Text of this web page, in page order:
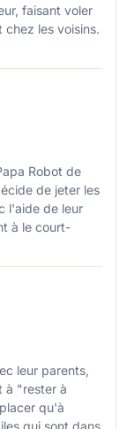
faisant voler
chez les voisins.
Robot de
de jeter les
l'aide de leur
à le court-
leur parents,
à "rester à
qu'à
qui sont dans